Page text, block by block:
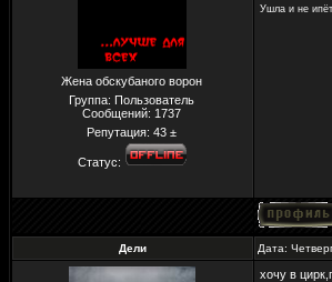
Жена обскубаного ворон
Группа: Пользователь
Сообщений: 1737
Репутация:43 ±
Статус:
Ушла и не
Дели Дата:
хочу в